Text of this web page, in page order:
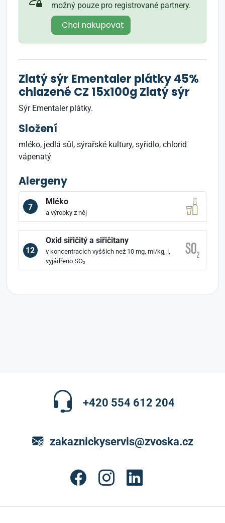
možný pouze pro registrované partnery.
Chci nakupovat
Zlatý sýr Ementaler plátky 45%
chlazené CZ 15x100g Zlatý sýr
Sýr Ementaler plátky.
Složení
mléko, jedlá sůl, sýrařské kultury, syřidlo, chlorid
vápenatý
Alergeny
7
Mléko
a výrobky z něj
12
Oxid siřičitý a siřičitany
v koncentracích vyšších než 10 mg, ml/kg, l,
vyjádřeno SO₂
+420 554 612 204
zakaznickyservis@zvoska.cz